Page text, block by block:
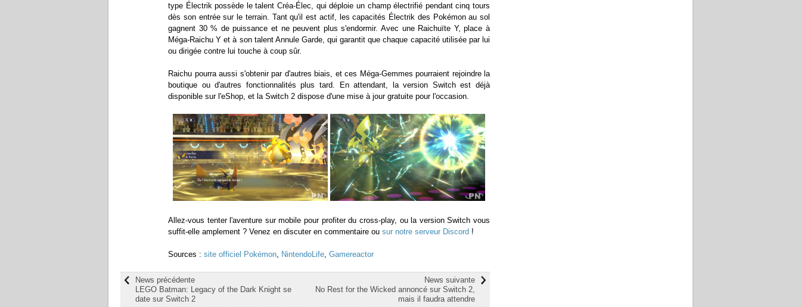
type Électrik possède le talent Créa-Élec, qui déploie un champ électrifié pendant cinq tours
dès son entrée sur le terrain. Tant qu'il est actif, les capacités Électrik des Pokémon au sol
gagnent 30 % de puissance et ne peuvent plus s'endormir. Avec une Raichuïte Y, place à
Méga-Raichu Y et à son talent Annule Garde, qui garantit que chaque capacité utilisée par lui
ou dirigée contre lui touche à coup sûr.
Raichu pourra aussi s'obtenir par d'autres biais, et ces Méga-Gemmes pourraient rejoindre la
boutique ou d'autres fonctionnalités plus tard. En attendant, la version Switch est déjà
disponible sur l'eShop, et la Switch 2 dispose d'une mise à jour gratuite pour l'occasion.
Allez-vous tenter l'aventure sur mobile pour profiter du cross-play, ou la version Switch vous
suffit-elle amplement ? Venez en discuter en commentaire ou sur notre serveur Discord !
Sources : site officiel Pokémon, NintendoLife, Gamereactor
News suivante
No Rest for the Wicked annoncé sur Switch 2,
mais il faudra attendre
News précédente
LEGO Batman: Legacy of the Dark Knight se
date sur Switch 2